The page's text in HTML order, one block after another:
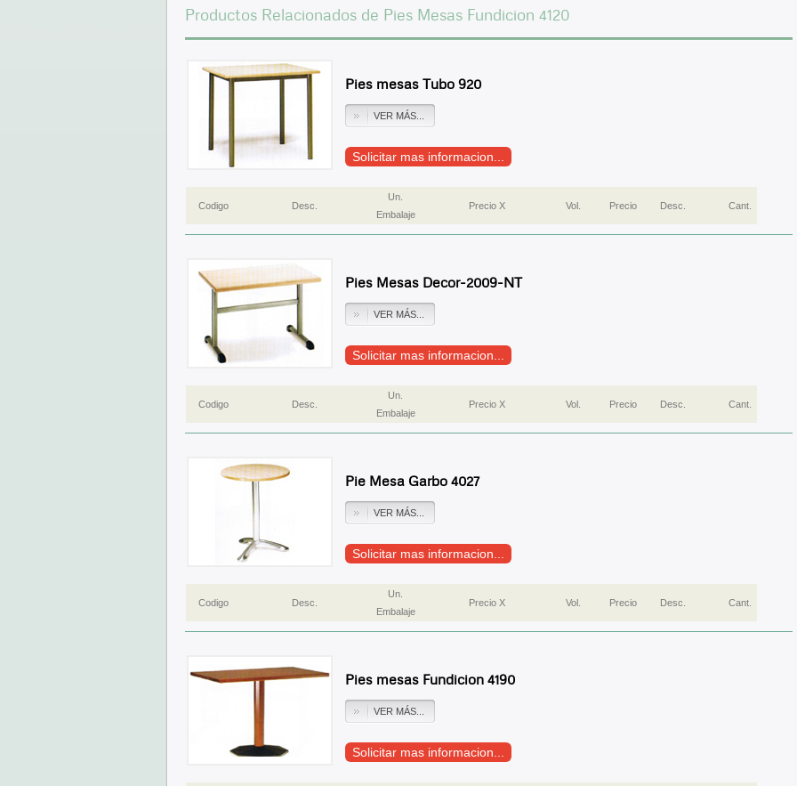
Productos Relacionados de Pies Mesas Fundicion 4120
Pies mesas Tubo 920
VER MÁS...
Solicitar mas informacion...
Codigo Desc.
Un.
Embalaje
Precio X Vol. Precio Desc. Cant.
Pies Mesas Decor-2009-NT
VER MÁS...
Solicitar mas informacion...
Codigo Desc.
Un.
Embalaje
Precio X Vol. Precio Desc. Cant.
Pie Mesa Garbo 4027
VER MÁS...
Solicitar mas informacion...
Codigo Desc.
Un.
Embalaje
Precio X Vol. Precio Desc. Cant.
Pies mesas Fundicion 4190
VER MÁS...
Solicitar mas informacion...